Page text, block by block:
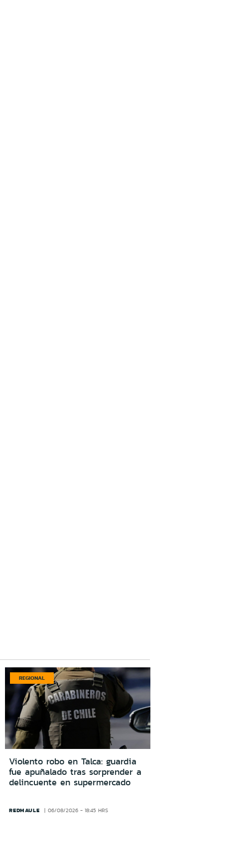
REGIONAL
Violento robo en Talca: guardia
fue apuñalado tras sorprender a
delincuente en supermercado
REDMAULE 06/08/2026 - 18:45 HRS